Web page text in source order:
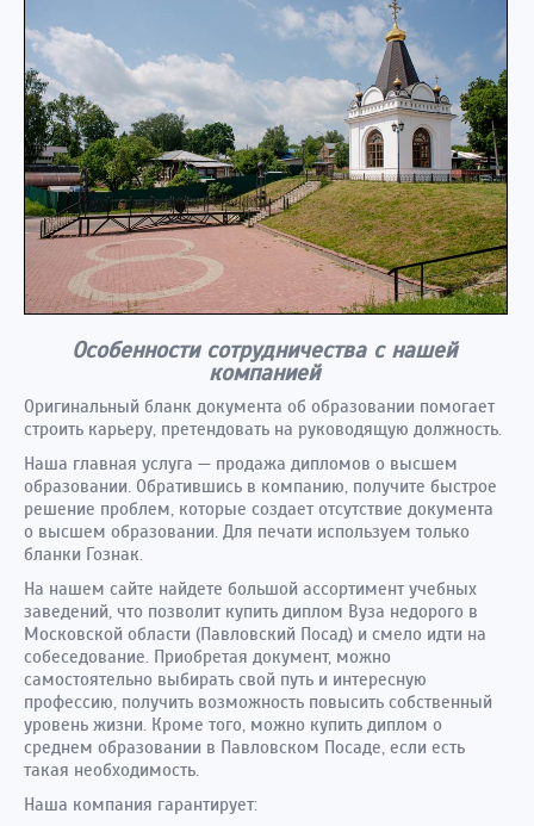
Особенности сотрудничества с нашей
компанией
Оригинальный бланк документа об образовании помогает
строить карьеру, претендовать на руководящую должность.
Наша главная услуга — продажа дипломов о высшем
образовании. Обратившись в компанию, получите быстрое
решение проблем, которые создает отсутствие документа
о высшем образовании. Для печати используем только
бланки Гознак.
На нашем сайте найдете большой ассортимент учебных
заведений, что позволит купить диплом Вуза недорого в
Московской области (Павловский Посад) и смело идти на
собеседование. Приобретая документ, можно
самостоятельно выбирать свой путь и интересную
профессию, получить возможность повысить собственный
уровень жизни. Кроме того, можно купить диплом о
среднем образовании в Павловском Посаде, если есть
такая необходимость.
Наша компания гарантирует: